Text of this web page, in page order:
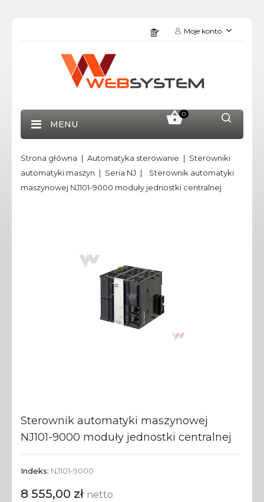
Moje konto
0
MENU
Strona główna Automatyka sterowanie
Sterowniki
automatyki maszyn
Seria NJ
Sterownik automatyki
maszynowej NJ101-9000 moduły jednostki centralnej
Sterownik automatyki maszynowej
NJ101-9000 moduły jednostki centralnej
Indeks: NJ101-9000
8 555,00 zł netto